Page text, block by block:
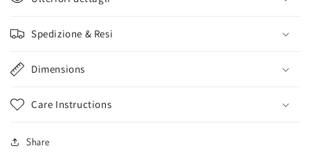
Spedizione & Resi
Dimensions
Care Instructions
Share